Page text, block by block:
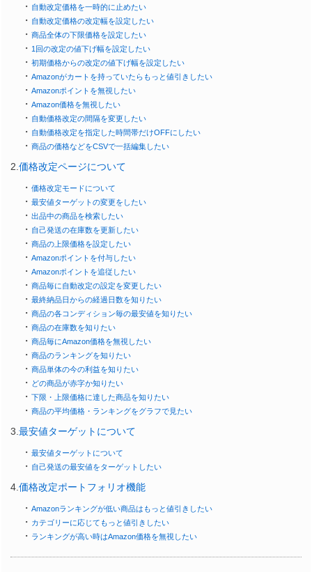
・ 自動改定価格を一時的に止めたい
・ 自動改定価格の改定幅を設定したい
・ 商品全体の下限価格を設定したい
・ 1回の改定の値下げ幅を設定したい
・ 初期価格からの改定の値下げ幅を設定したい
・ Amazonがカートを持っていたらもっと値引きしたい
・ Amazonポイントを無視したい
・ Amazon価格を無視したい
・ 自動価格改定の間隔を変更したい
・ 自動価格改定を指定した時間帯だけOFFにしたい
・ 商品の価格などをCSVで一括編集したい
2.価格改定ページについて
・ 価格改定モードについて
・ 最安値ターゲットの変更をしたい
・ 出品中の商品を検索したい
・ 自己発送の在庫数を更新したい
・ 商品の上限価格を設定したい
・ Amazonポイントを付与したい
・ Amazonポイントを追従したい
・ 商品毎に自動改定の設定を変更したい
・ 最終納品日からの経過日数を知りたい
・ 商品の各コンディション毎の最安値を知りたい
・ 商品の在庫数を知りたい
・ 商品毎にAmazon価格を無視したい
・ 商品のランキングを知りたい
・ 商品単体の今の利益を知りたい
・ どの商品が赤字か知りたい
・ 下限・上限価格に達した商品を知りたい
・ 商品の平均価格・ランキングをグラフで見たい
3.最安値ターゲットについて
・ 最安値ターゲットについて
・ 自己発送の最安値をターゲットしたい
4.価格改定ポートフォリオ機能
・ Amazonランキングが低い商品はもっと値引きしたい
・ カテゴリーに応じてもっと値引きしたい
・ ランキングが高い時はAmazon価格を無視したい